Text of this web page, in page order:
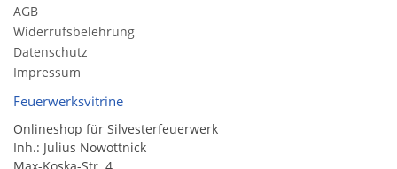
AGB
Widerrufsbelehrung
Datenschutz
Impressum
Feuerwerksvitrine
Onlineshop für Silvesterfeuerwerk
Inh.: Julius Nowottnick